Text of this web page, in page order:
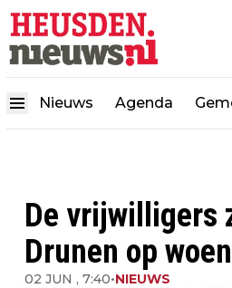
Nieuws Agenda
De vrijwilligers
Drunen op
02 JUN , 7:40•NIEUWS